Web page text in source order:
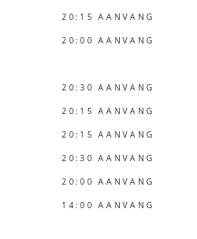
20:15 AANVANG
20:00 AANVANG
20:30 AANVANG
20:15 AANVANG
20:15 AANVANG
20:30 AANVANG
20:00 AANVANG
14:00 AANVANG